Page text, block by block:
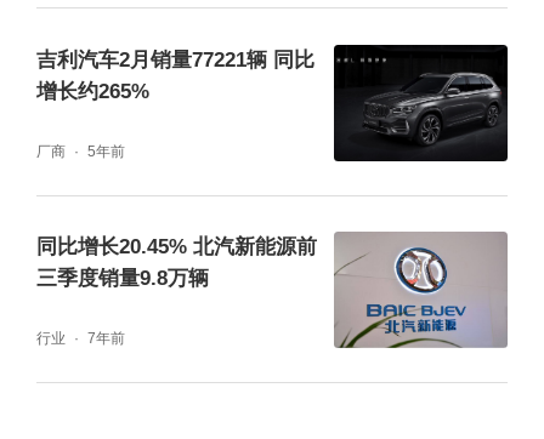
吉利汽车2月销量77221辆 同比
增长约265%
厂商 5年前
同比增长20.45% 北汽新能源前
三季度销量9.8万辆
行业 7年前